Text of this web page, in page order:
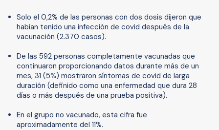
Solo el 0,2% de las personas con dos dosis dijeron que
habían tenido una infección de covid después de la
vacunación (2.370 casos).
De las 592 personas completamente vacunadas que
continuaron proporcionando datos durante más de un
mes, 31 (5%) mostraron síntomas de covid de larga
duración (definido como una enfermedad que dura 28
días o más después de una prueba positiva).
En el grupo no vacunado, esta cifra fue
aproximadamente del 11%.